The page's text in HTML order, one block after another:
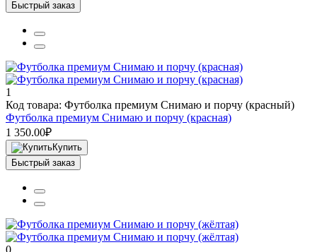
Быстрый заказ
1
Код товара: Футболка премиум Снимаю и порчу (красный)
Футболка премиум Снимаю и порчу (красная)
1 350.00₽
Купить
Быстрый заказ
0